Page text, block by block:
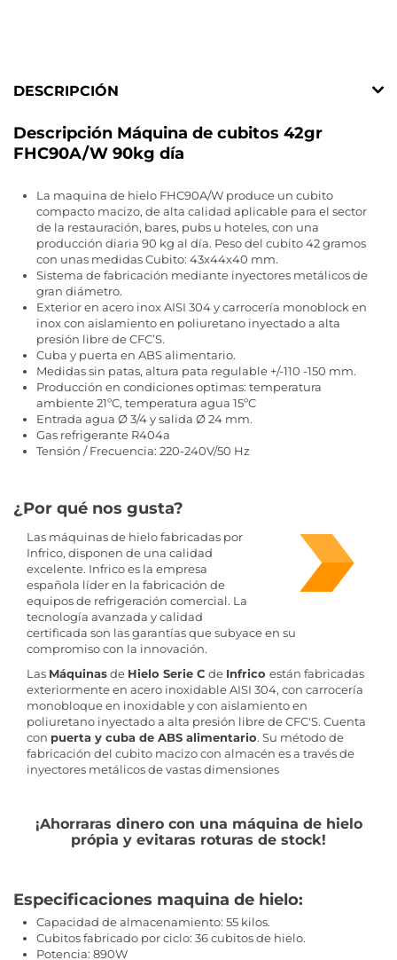
DESCRIPCIÓN
Descripción Máquina de cubitos 42gr
FHC90A/W 90kg día
La maquina de hielo FHC90A/W produce un cubito
compacto macizo, de alta calidad aplicable para el sector
de la restauración, bares, pubs u hoteles, con una
producción diaria 90 kg al día. Peso del cubito 42 gramos
con unas medidas Cubito: 43x44x40 mm.
Sistema de fabricación mediante inyectores metálicos de
gran diámetro.
Exterior en acero inox AISI 304 y carrocería monoblock en
inox con aislamiento en poliuretano inyectado a alta
presión libre de CFC’S.
Cuba y puerta en ABS alimentario.
Medidas sin patas, altura pata regulable +/-110 -150 mm.
Producción en condiciones optimas: temperatura
ambiente 21ºC, temperatura agua 15ºC
Entrada agua Ø 3/4 y salida Ø 24 mm.
Gas refrigerante R404a
Tensión / Frecuencia: 220-240V/50 Hz
¿Por qué nos gusta?
Las máquinas de hielo fabricadas por
Infrico, disponen de una calidad
excelente. Infrico es la empresa
española líder en la fabricación de
equipos de refrigeración comercial. La
tecnología avanzada y calidad
certificada son las garantías que subyace en su
compromiso con la innovación.
Las Máquinasde Hielo Serie C de Infrico están fabricadas
exteriormente en acero inoxidable AISI 304, con carrocería
monobloque en inoxidable y con aislamiento en
poliuretano inyectado a alta presión libre de CFC'S. Cuenta
con puerta y cuba de ABS alimentario. Su método de
fabricación del cubito macizo con almacén es a través de
inyectores metálicos de vastas dimensiones
¡Ahorraras dinero con una máquina de hielo
própia y evitaras roturas de stock!
Especificaciones maquina de hielo:
Capacidad de almacenamiento: 55 kilos.
Cubitos fabricado por ciclo: 36 cubitos de hielo.
Potencia: 890W